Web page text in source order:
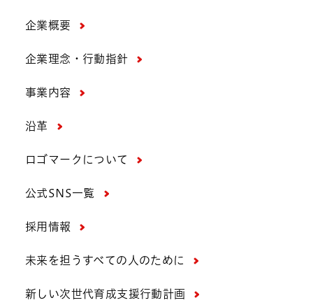
企業概要
企業理念・行動指針
事業内容
沿革
ロゴマークについて
公式SNS一覧
採用情報
未来を担うすべての人のために
新しい次世代育成支援行動計画